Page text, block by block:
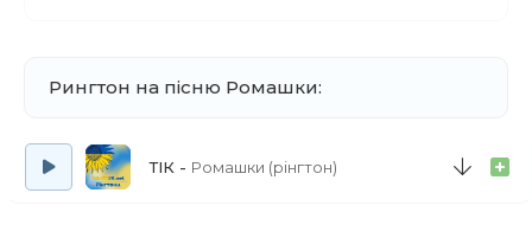
Рингтон на пісню Ромашки:
ТІК Ромашки (рінгтон)